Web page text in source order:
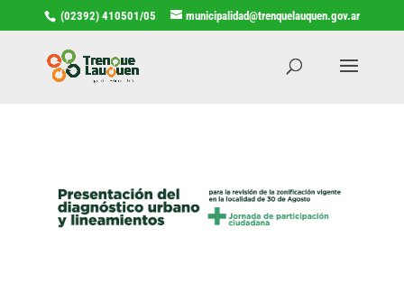
(02392) 410501/05 municipalidad@trenquelauquen.gov.ar